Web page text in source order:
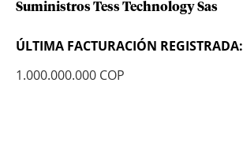
Suministros Tess Technology Sas
ÚLTIMA FACTURACIÓN REGISTRADA:
1.000.000.000 COP